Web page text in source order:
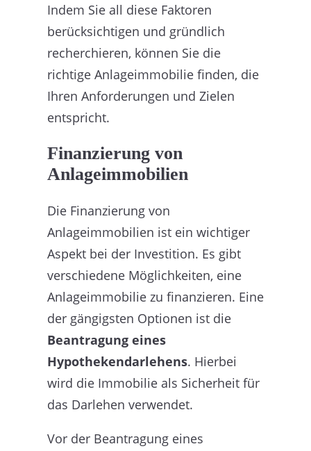
Indem Sie all diese Faktoren
berücksichtigen und gründlich
recherchieren, können Sie die
richtige Anlageimmobilie finden, die
Ihren Anforderungen und Zielen
entspricht.
Finanzierung von
Anlageimmobilien
Die Finanzierung von
Anlageimmobilien ist ein wichtiger
Aspekt bei der Investition. Es gibt
verschiedene Möglichkeiten, eine
Anlageimmobilie zu finanzieren. Eine
der gängigsten Optionen ist die
Beantragung eines
Hypothekendarlehens. Hierbei
wird die Immobilie als Sicherheit für
das Darlehen verwendet.
Vor der Beantragung eines